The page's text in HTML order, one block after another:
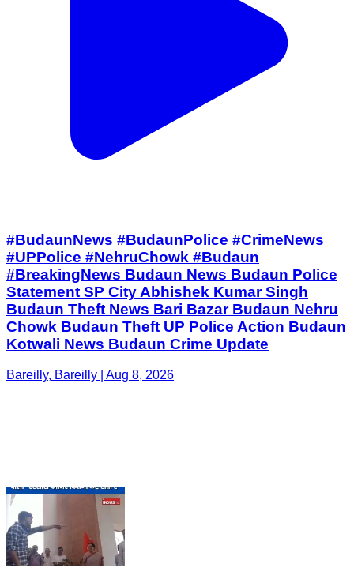
#BudaunNews #BudaunPolice #CrimeNews
#UPPolice #NehruChowk #Budaun
#BreakingNews Budaun News Budaun Police
Statement SP City Abhishek Kumar Singh
Budaun Theft News Bari Bazar Budaun Nehru
Chowk Budaun Theft UP Police Action Budaun
Kotwali News Budaun Crime Update
Bareilly, Bareilly | Aug 8, 2026